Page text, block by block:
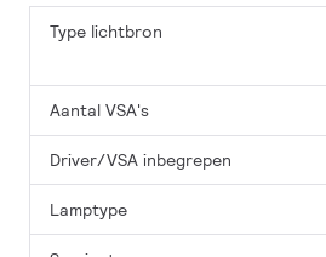
Type lichtbron
Aantal VSA's
Driver/VSA inbegrepen
Lamptype